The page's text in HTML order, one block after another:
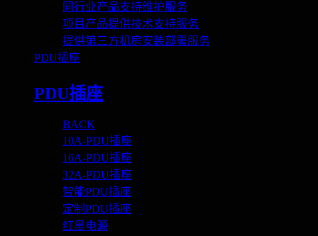
同行业产品支持维护服务
项目产品提供技术支持服务
提供第三方机房安装部署服务
PDU插座
PDU插座
BACK
10A-PDU插座
16A-PDU插座
32A-PDU插座
智能PDU插座
定制PDU插座
红黑电源